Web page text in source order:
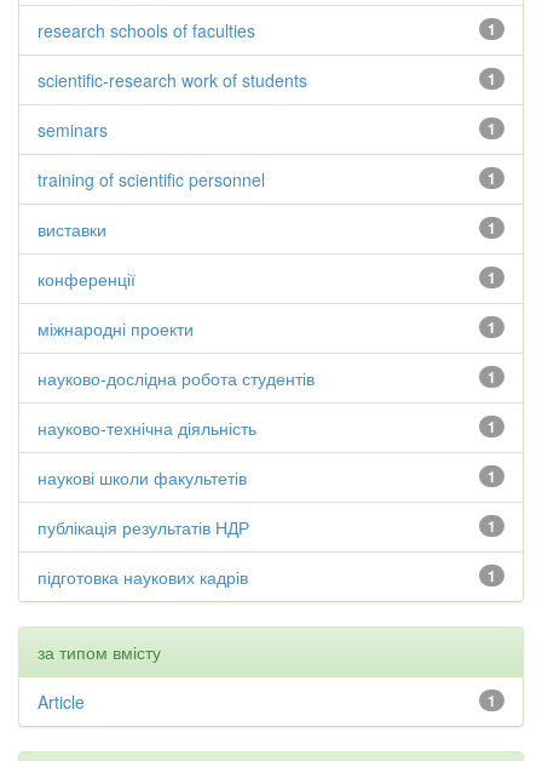
1
research schools of faculties
1
scientific-research work of students
1
seminars
1
training of scientific personnel
1
виставки
1
конференції
1
міжнародні проекти
1
науково-дослідна робота студентів
1
науково-технічна діяльність
1
наукові школи факультетів
1
публікація результатів НДР
1
підготовка наукових кадрів
за типом вмісту
1
Article